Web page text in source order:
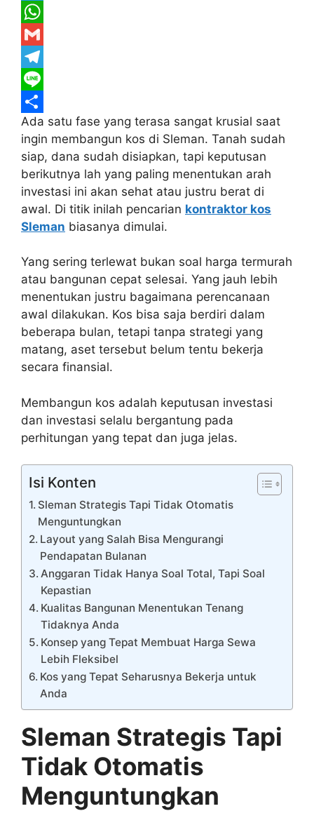
a
c
e
b
o
o
k
T
w
t
e
r
W
h
a
s
A
p
p
G
m
a
i
l
T
e
l
e
g
r
a
m
L
i
n
e
S
h
a
r
e
Ada satu fase yang terasa sangat krusial saat
ingin membangun kos di Sleman. Tanah sudah
siap, dana sudah disiapkan, tapi keputusan
berikutnya lah yang paling menentukan arah
investasi ini akan sehat atau justru berat di
awal. Di titik inilah pencarian kontraktor kos
Sleman biasanya dimulai.
Yang sering terlewat bukan soal harga termurah
atau bangunan cepat selesai. Yang jauh lebih
menentukan justru bagaimana perencanaan
awal dilakukan. Kos bisa saja berdiri dalam
beberapa bulan, tetapi tanpa strategi yang
matang, aset tersebut belum tentu bekerja
secara finansial.
Membangun kos adalah keputusan investasi
dan investasi selalu bergantung pada
perhitungan yang tepat dan juga jelas.
Isi Konten
Sleman Strategis Tapi Tidak Otomatis
Menguntungkan
Layout yang Salah Bisa Mengurangi
Pendapatan Bulanan
Anggaran Tidak Hanya Soal Total, Tapi Soal
Kepastian
Kualitas Bangunan Menentukan Tenang
Tidaknya Anda
Konsep yang Tepat Membuat Harga Sewa
Lebih Fleksibel
Kos yang Tepat Seharusnya Bekerja untuk
Anda
Sleman Strategis Tapi
Tidak Otomatis
Menguntungkan